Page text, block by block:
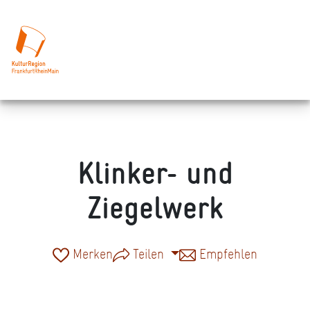
Klinker- und
Ziegelwerk
Merken Teilen Empfehlen